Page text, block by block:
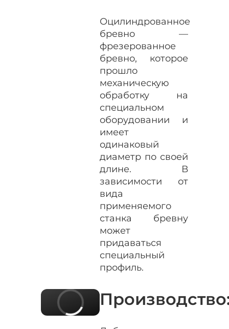
Оцилиндрованное
бревно —
фрезерованное
бревно, которое
прошло
механическую
обработку на
специальном
оборудовании и
имеет
одинаковый
диаметр по своей
длине. В
зависимости от
вида
применяемого
станка бревну
может
придаваться
специальный
профиль.